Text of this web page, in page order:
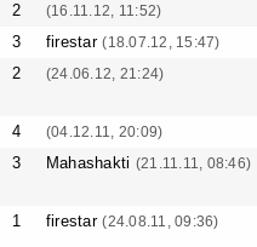
2 (16.11.12, 11:52)
3 firestar(18.07.12, 15:47)
2 (24.06.12, 21:24)
4 (04.12.11, 20:09)
3 Mahashakti (21.11.11, 08:46)
1 firestar(24.08.11, 09:36)